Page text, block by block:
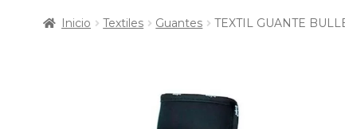
Inicio Textiles Guantes TEXTIL GUANTE